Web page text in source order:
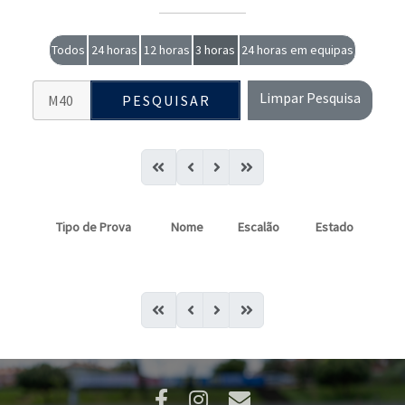
Todos 24 horas 12 horas 3 horas 24 horas em equipas
PESQUISAR Limpar Pesquisa
Tipo de Prova Nome Escalão Estado